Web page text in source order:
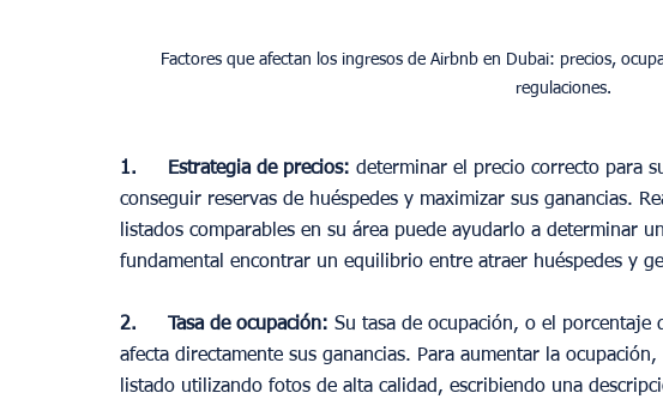
Factores que afectan los ingresos de Airbnb en Dubai: precios,
1. 	Estrategia de precios: determinar el precio correcto para
conseguir reservas de huéspedes y maximizar sus ganancias.
listados comparables en su área puede ayudarlo a determinar
fundamental encontrar un equilibrio entre atraer huéspedes y
2. 	Tasa de ocupación: Su tasa de ocupación, o el porcentaje
afecta directamente sus ganancias. Para aumentar la
listado utilizando fotos de alta calidad, escribiendo una